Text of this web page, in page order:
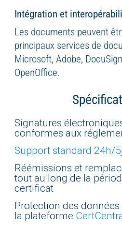
Intégration et
Les documents peuvent
principaux services de
Microsoft, Adobe,
OpenOffice.
Signatures
conformes aux
Support standard 24h/5j
Réémissions et
tout au long de la
certificat
Protection des
la plateforme